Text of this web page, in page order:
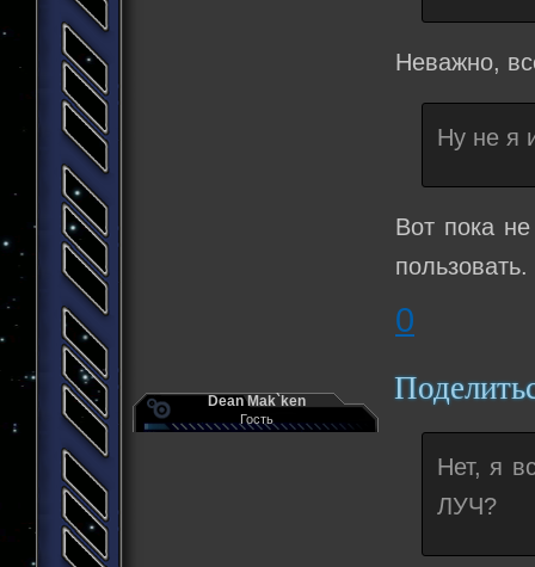
Неважно,
Ну не я
Вот пока
0
Dean Mak`ken
Гость
Нет, я
ЛУЧ?